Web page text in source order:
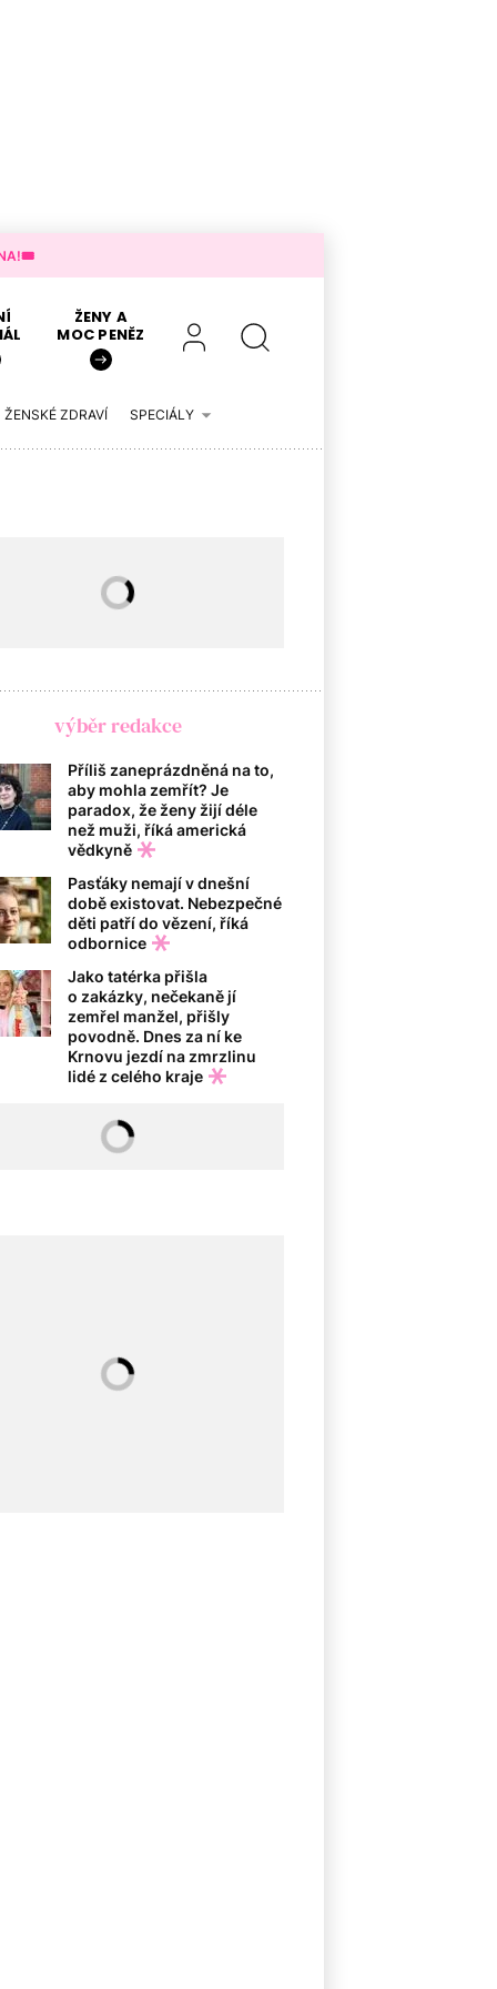
ŽENY A
MOC PENĚZ
ŽENSKÉ ZDRAVÍ SPECIÁLY
výběr redakce
Příliš zaneprázdněná na to,
aby mohla zemřít? Je
paradox, že ženy žijí déle
než muži, říká americká
vědkyně
Pasťáky nemají v dnešní
době existovat. Nebezpečné
děti patří do vězení, říká
odbornice
Jako tatérka přišla
o zakázky, nečekaně jí
zemřel manžel, přišly
povodně. Dnes za ní ke
Krnovu jezdí na zmrzlinu
lidé z celého kraje